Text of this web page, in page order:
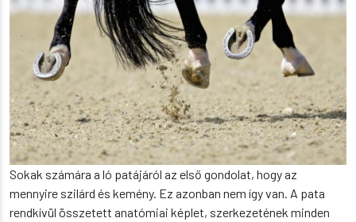
Sokak számára a ló patájáról az első gondolat, hogy az
mennyire szilárd és kemény. Ez azonban nem így van. A pata
rendkívül összetett anatómiai képlet, szerkezetének minden